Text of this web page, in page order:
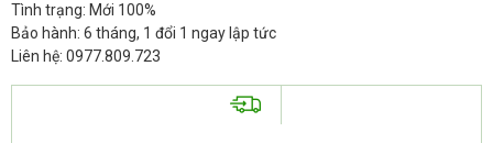
Tình trạng: Mới 100%
Bảo hành: 6 tháng, 1 đổi 1 ngay lập tức
Liên hệ: 0977.809.723